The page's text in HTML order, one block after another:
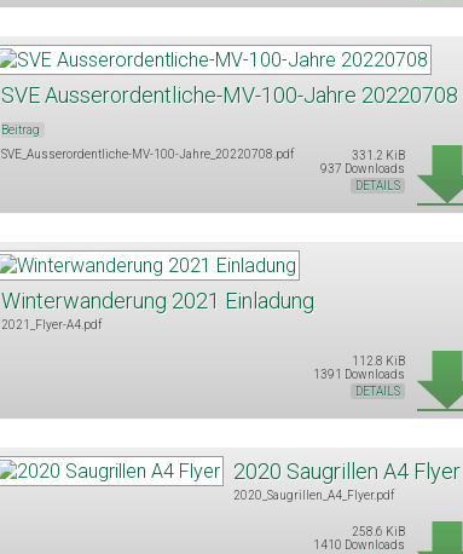
SVE Ausserordentliche-MV-100-Jahre 20220708
Beitrag
SVE_Ausserordentliche-MV-100-Jahre_20220708.pdf
331.2 KiB
937 Downloads
DETAILS
Winterwanderung 2021 Einladung
2021_Flyer-A4.pdf
112.8 KiB
1391 Downloads
DETAILS
2020 Saugrillen A4 Flyer
2020_Saugrillen_A4_Flyer.pdf
258.6 KiB
1410 Downloads